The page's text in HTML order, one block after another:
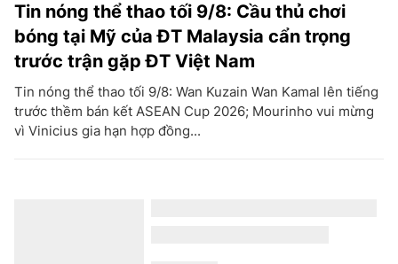
Tin nóng thể thao tối 9/8: Cầu thủ chơi
bóng tại Mỹ của ĐT Malaysia cẩn trọng
trước trận gặp ĐT Việt Nam
Tin nóng thể thao tối 9/8: Wan Kuzain Wan Kamal lên tiếng
trước thềm bán kết ASEAN Cup 2026; Mourinho vui mừng
vì Vinicius gia hạn hợp đồng...